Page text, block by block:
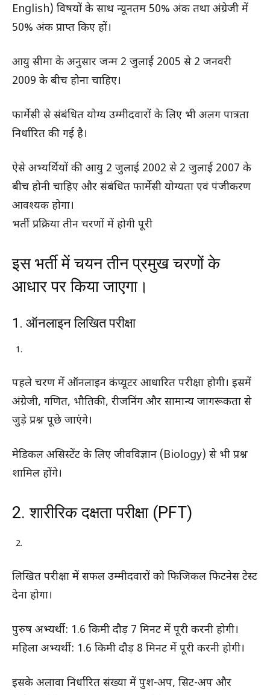
English) विषयों के साथ न्यूनतम 50% अंक तथा अंग्रेजी में
50% अंक प्राप्त किए हों।
आयु सीमा के अनुसार जन्म 2 जुलाई 2005 से 2 जनवरी
2009 के बीच होना चाहिए।
फार्मेसी से संबंधित योग्य उम्मीदवारों के लिए भी अलग पात्रता
निर्धारित की गई है।
ऐसे अभ्यर्थियों की आयु 2 जुलाई 2002 से 2 जुलाई 2007 के
बीच होनी चाहिए और संबंधित फार्मेसी योग्यता एवं पंजीकरण
आवश्यक होगा।
भर्ती प्रक्रिया तीन चरणों में होगी पूरी
इस भर्ती में चयन तीन प्रमुख चरणों के
आधार पर किया जाएगा।
1. ऑनलाइन लिखित परीक्षा
पहले चरण में ऑनलाइन कंप्यूटर आधारित परीक्षा होगी। इसमें
अंग्रेजी, गणित, भौतिकी, रीजनिंग और सामान्य जागरूकता से
जुड़े प्रश्न पूछे जाएंगे।
मेडिकल असिस्टेंट के लिए जीवविज्ञान (Biology) से भी प्रश्न
शामिल होंगे।
2. शारीरिक दक्षता परीक्षा (PFT)
लिखित परीक्षा में सफल उम्मीदवारों को फिजिकल फिटनेस टेस्ट
देना होगा।
पुरुष अभ्यर्थी: 1.6 किमी दौड़ 7 मिनट में पूरी करनी होगी।
महिला अभ्यर्थी: 1.6 किमी दौड़ 8 मिनट में पूरी करनी होगी।
इसके अलावा निर्धारित संख्या में पुश-अप, सिट-अप और